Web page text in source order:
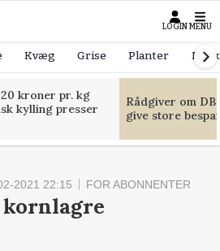
LOGIN MENU
Kvæg Grise Planter
kroner pr. kg
kylling presser
Rådgiver om
give store
2021 22:15 FOR ABONNENTER
kornlagre